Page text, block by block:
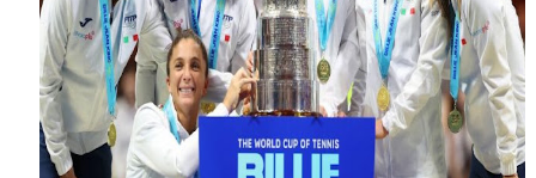
Mundial de Fórmula 1 2026 - Lando Norris consigue
Copa del Mundo femenina 2026 - Estados Unidos
Campeonato de Europa de saltos 2026 (París,